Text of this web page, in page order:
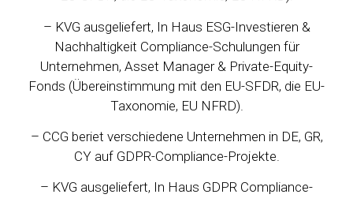
– KVG ausgeliefert, In Haus ESG-Investieren &
Nachhaltigkeit Compliance-Schulungen für
Unternehmen, Asset Manager & Private-Equity-
Fonds (Übereinstimmung mit den EU-SFDR, die EU-
Taxonomie, EU NFRD).
– CCG beriet verschiedene Unternehmen in DE, GR,
CY auf GDPR-Compliance-Projekte.
– KVG ausgeliefert, In Haus GDPR Compliance-